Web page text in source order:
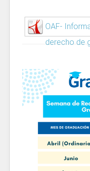
OAF-
derecho de